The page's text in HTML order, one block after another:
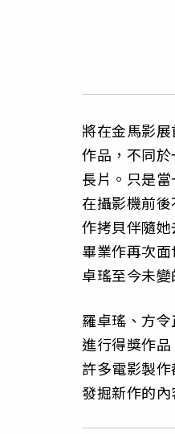
將在金馬影
作品，不同
長片。只是
在攝影機前
作拷貝伴隨
畢業作再次
卓瑤至今未
羅卓瑤、方
進行得獎作
許多電影製
發掘新作的內